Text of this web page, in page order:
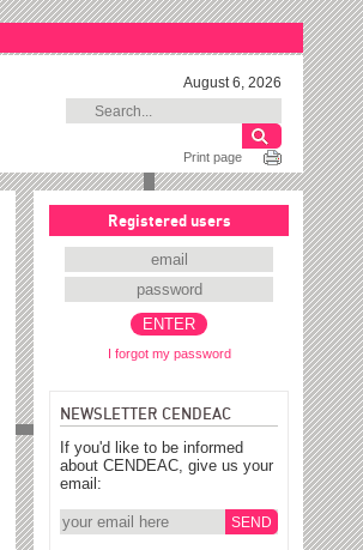
August 6, 2026
Print page
Registered users
I forgot my password
NEWSLETTER CENDEAC
If you'd like to be informed
about CENDEAC, give us your
email: